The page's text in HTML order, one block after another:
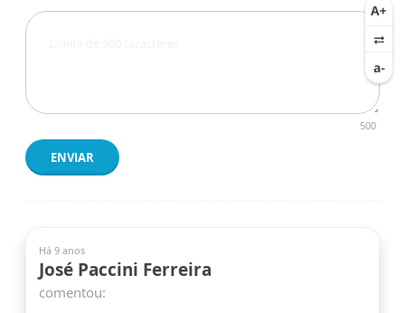
500
ENVIAR
Há 9 anos
José Paccini Ferreira
comentou: